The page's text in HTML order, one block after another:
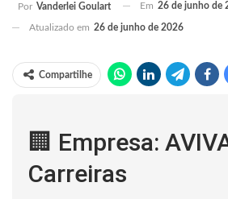
Por Vanderlei Goulart Em 26 de junho de
Atualizado em 26 de junho de 2026
Compartilhe
🏢 Empresa:
Carreiras